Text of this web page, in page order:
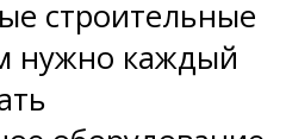
строительные
нужно каждый